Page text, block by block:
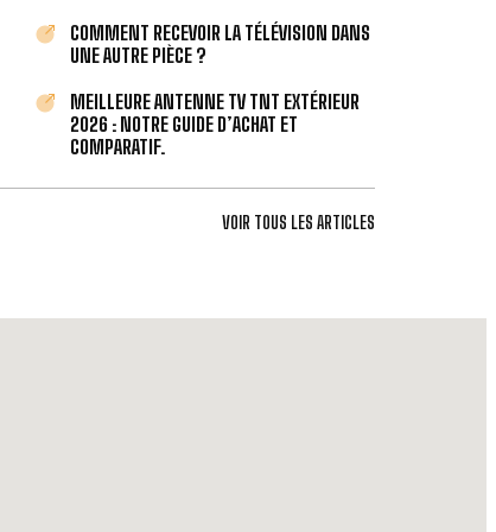
COMMENT RECEVOIR LA TÉLÉVISION DANS
UNE AUTRE PIÈCE ?
MEILLEURE ANTENNE TV TNT EXTÉRIEUR
2026 : NOTRE GUIDE D’ACHAT ET
COMPARATIF.
VOIR TOUS LES ARTICLES